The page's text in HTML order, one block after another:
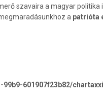
szavaira a magyar
a patrióta
601907f23b82/